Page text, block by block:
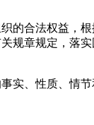
合法权益，根
规章规定，落
实、性质、情